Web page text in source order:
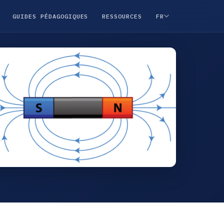
GUIDES PÉDAGOGIQUES RESSOURCES FR